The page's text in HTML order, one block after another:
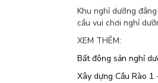
Khu nghỉ dưỡng
cầu vui chơi nghỉ
XEM THÊM:
Bất đông sản nghỉ
Xây dựng Cầu Rào